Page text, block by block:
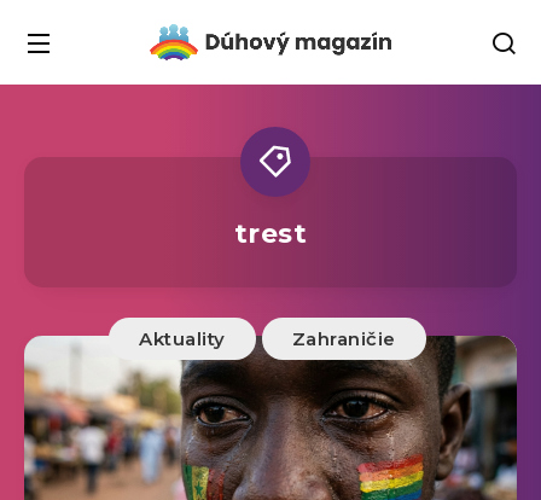
trest
Aktuality Zahraničie